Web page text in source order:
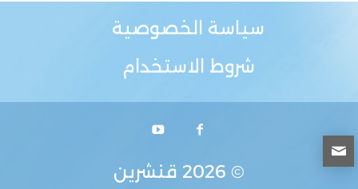
سياسة الخصوصية
شروط الاستخدام
© 2026 قنشرين